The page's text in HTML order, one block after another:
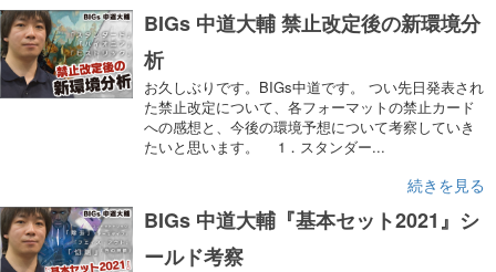
BIGs 中道大輔 禁止改定後の新環境分
析
お久しぶりです。BIGs中道です。 つい先日発表され
た禁止改定について、各フォーマットの禁止カード
への感想と、今後の環境予想について考察していき
たいと思います。 1．スタンダー...
続きを見る
BIGs 中道大輔『基本セット2021』シ
ールド考察